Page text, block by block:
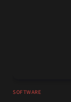
SOFTWARE